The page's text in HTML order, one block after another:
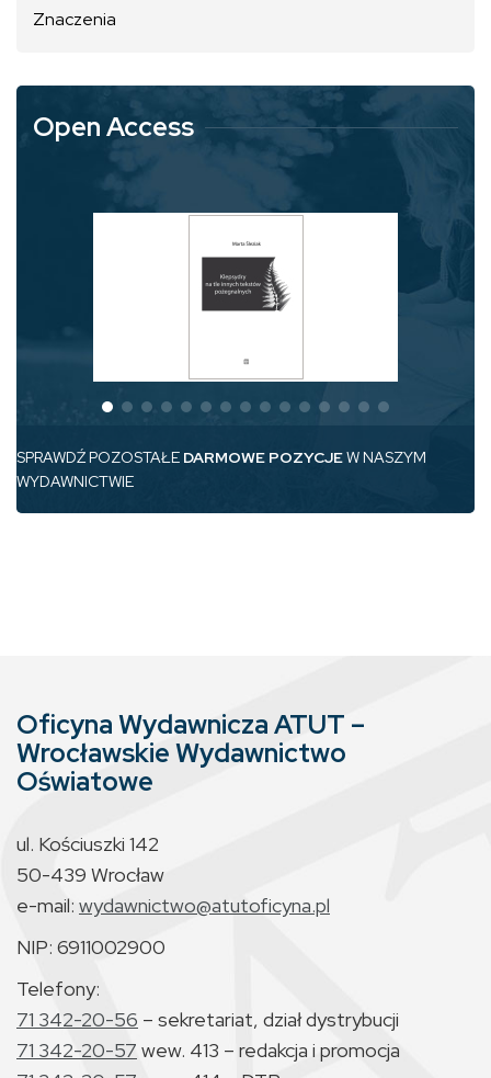
Znaczenia
Open Access
SPRAWDŹ POZOSTAŁE DARMOWE POZYCJEW NASZYM
WYDAWNICTWIE
Oficyna Wydawnicza ATUT –
Wrocławskie Wydawnictwo
Oświatowe
ul. Kościuszki 142
50-439 Wrocław
e-mail: wydawnictwo@atutoficyna.pl
NIP: 6911002900
Telefony:
71 342-20-56 – sekretariat, dział dystrybucji
71 342-20-57 wew. 413 – redakcja i promocja